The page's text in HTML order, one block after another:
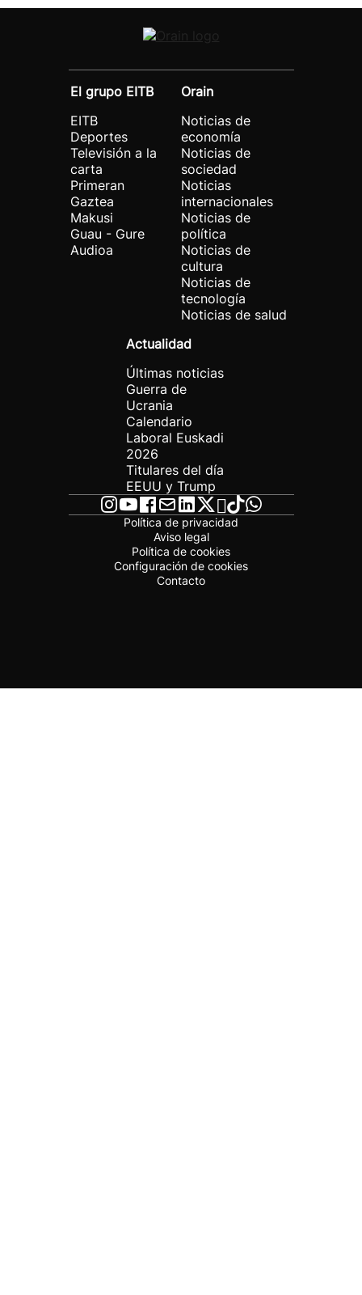
El grupo EITB
EITB
Deportes
Televisión a la
carta
Primeran
Gaztea
Makusi
Guau - Gure
Audioa
Orain
Noticias de
economía
Noticias de
sociedad
Noticias
internacionales
Noticias de
política
Noticias de
cultura
Noticias de
tecnología
Noticias de salud
Actualidad
Últimas noticias
Guerra de
Ucrania
Calendario
Laboral Euskadi
2026
Titulares del día
EEUU y Trump
Política de privacidad
Aviso legal
Política de cookies
Configuración de cookies
Contacto